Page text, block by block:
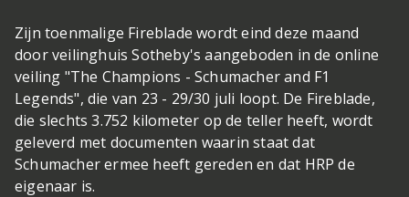
Zijn toenmalige Fireblade wordt eind deze maand
door veilinghuis Sotheby's aangeboden in de online
veiling "The Champions - Schumacher and F1
Legends", die van 23 - 29/30 juli loopt. De Fireblade,
die slechts 3.752 kilometer op de teller heeft, wordt
geleverd met documenten waarin staat dat
Schumacher ermee heeft gereden en dat HRP de
eigenaar is.